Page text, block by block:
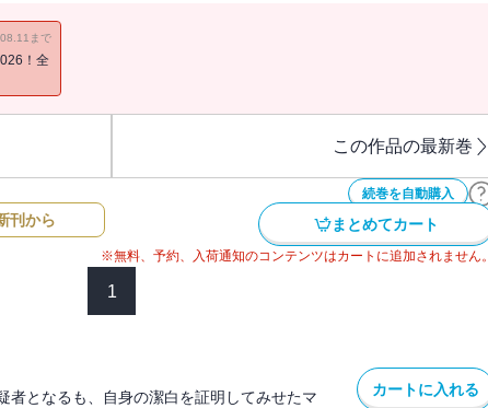
まで
！全
この作品の最新巻
続巻を自動購入
刊から まとめてカート
※無料、予約、入荷通知のコンテンツはカートに追加されません。
1
者となるも、自身の潔白を証明してみせたマ
カートに入れる